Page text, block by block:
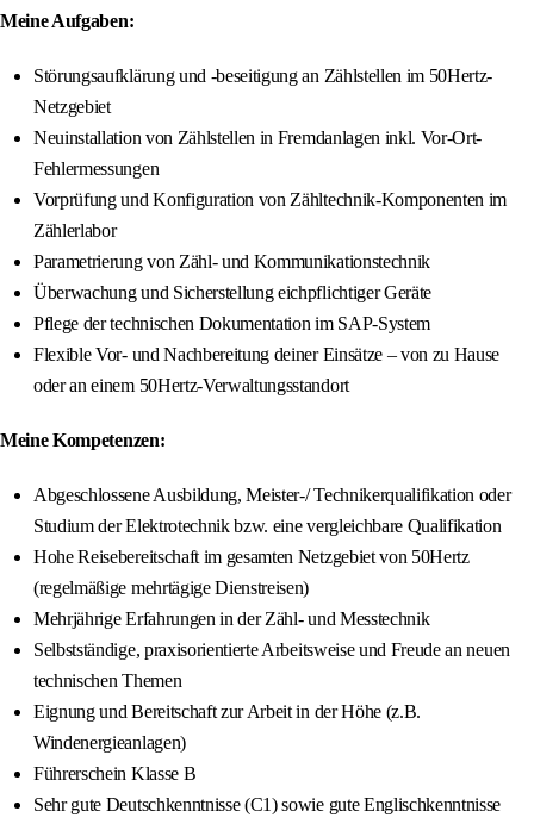
Meine Aufgaben:
Störungsaufklärung und -beseitigung an Zählstellen im 50Hertz-
Netzgebiet
Neuinstallation von Zählstellen in Fremdanlagen inkl. Vor-Ort-
Fehlermessungen
Vorprüfung und Konfiguration von Zähltechnik-Komponenten im
Zählerlabor
Parametrierung von Zähl- und Kommunikationstechnik
Überwachung und Sicherstellung eichpflichtiger Geräte
Pflege der technischen Dokumentation im SAP-System
Flexible Vor- und Nachbereitung deiner Einsätze – von zu Hause
oder an einem 50Hertz-Verwaltungsstandort
Meine Kompetenzen:
Abgeschlossene Ausbildung, Meister-/ Technikerqualifikation oder
Studium der Elektrotechnik bzw. eine vergleichbare Qualifikation
Hohe Reisebereitschaft im gesamten Netzgebiet von 50Hertz
(regelmäßige mehrtägige Dienstreisen)
Mehrjährige Erfahrungen in der Zähl- und Messtechnik
Selbstständige, praxisorientierte Arbeitsweise und Freude an neuen
technischen Themen
Eignung und Bereitschaft zur Arbeit in der Höhe (z.B.
Windenergieanlagen)
Führerschein Klasse B
Sehr gute Deutschkenntnisse (C1) sowie gute Englischkenntnisse